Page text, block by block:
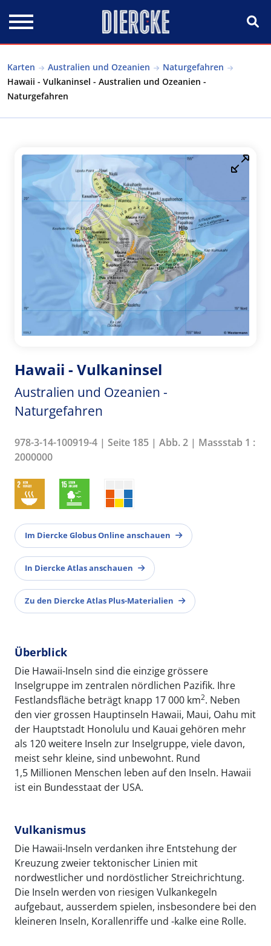
Karten Australien und Ozeanien
Naturgefahren
Hawaii - Vulkaninsel - Australien und Ozeanien -
Naturgefahren
Hawaii - Vulkaninsel
Australien und Ozeanien -
Naturgefahren
978-3-14-100919-4 | Seite 185 | Abb. 2 | Massstab 1 :
2000000
Im Diercke Globus Online anschauen
In Diercke Atlas anschauen
Zu den Diercke Atlas Plus-Materialien
Überblick
Die Hawaii-Inseln sind die einzige grössere
Inselgruppe im zentralen nördlichen Pazifik. Ihre
Festlandsfläche beträgt knapp 17 000 km2. Neben
den vier grossen Hauptinseln Hawaii, Maui, Oahu mit
der Hauptstadt Honolulu und Kauai gehören mehr
als 120 weitere Inseln zur Inselgruppe, viele davon,
meist sehr kleine, sind unbewohnt. Rund
1,5 Millionen Menschen leben auf den Inseln. Hawaii
ist ein Bundesstaat der USA.
Vulkanismus
Die Hawaii-Inseln verdanken ihre Entstehung der
Kreuzung zweier tektonischer Linien mit
nordwestlicher und nordöstlicher Streichrichtung.
Die Inseln werden von riesigen Vulkankegeln
aufgebaut, ausserdem spielen, insbesondere bei den
kleineren Inseln, Korallenriffe und -kalke eine Rolle.